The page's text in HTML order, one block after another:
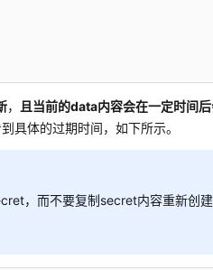
， 且当前的data内容会在一定时间
体的过期时间，如下所示。
，而不要复制secret内容重新创